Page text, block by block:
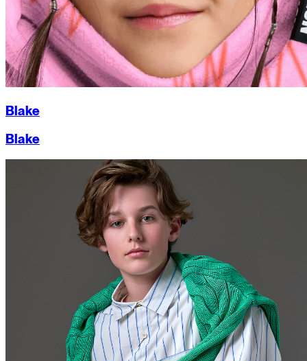
Blake
Blake